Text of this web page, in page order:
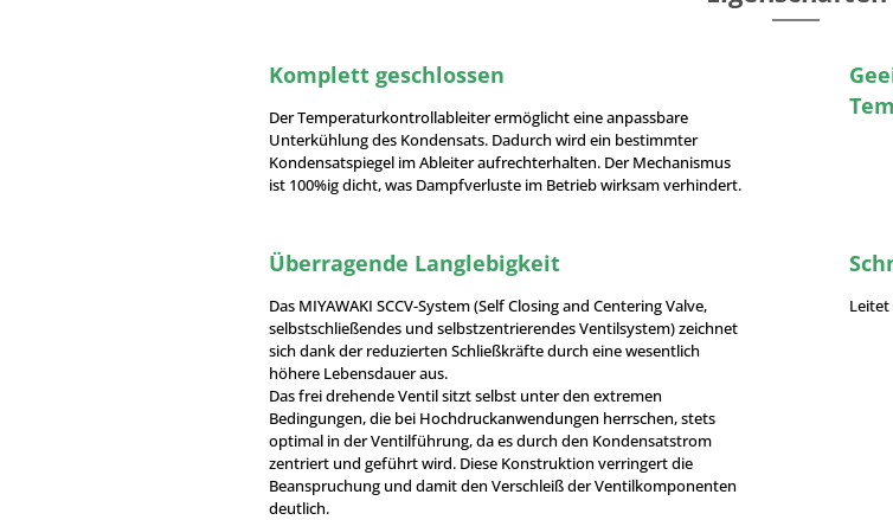
Komplett geschlossen
Der Temperaturkontrollableiter ermöglicht eine anpassbare
Unterkühlung des Kondensats. Dadurch wird ein bestimmter
Kondensatspiegel im Ableiter aufrechterhalten. Der Mechanismus
ist 100%ig dicht, was Dampfverluste im Betrieb wirksam verhindert.
Überragende Langlebigkeit
Das MIYAWAKI SCCV-System (Self Closing and Centering Valve,
selbstschließendes und selbstzentrierendes Ventilsystem) zeichnet
sich dank der reduzierten Schließkräfte durch eine wesentlich
höhere Lebensdauer aus.
Das frei drehende Ventil sitzt selbst unter den extremen
Bedingungen, die bei Hochdruckanwendungen herrschen, stets
optimal in der Ventilführung, da es durch den Kondensatstrom
zentriert und geführt wird. Diese Konstruktion verringert die
Beanspruchung und damit den Verschleiß der Ventilkomponenten
deutlich.
Leitet